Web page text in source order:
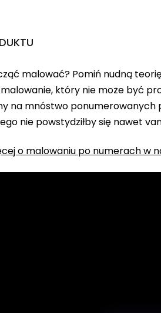
malować? Pomiń nudną
który nie może być
na mnóstwo ponumerowanych
nie powstydziłby się nawet
o malowaniu po numerach w